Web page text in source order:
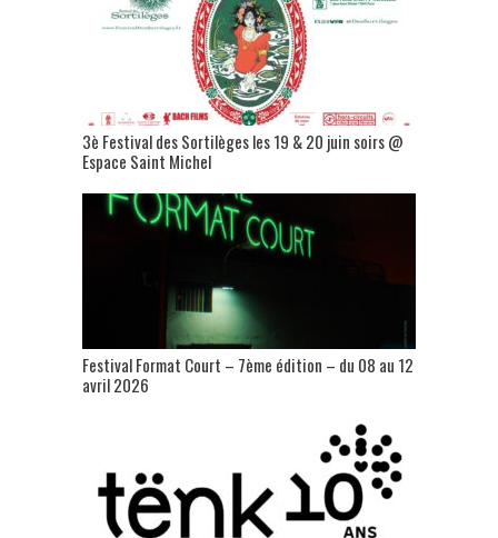
3è Festival des Sortilèges les 19 & 20 juin soirs @
Espace Saint Michel
Festival Format Court – 7ème édition – du 08 au 12
avril 2026